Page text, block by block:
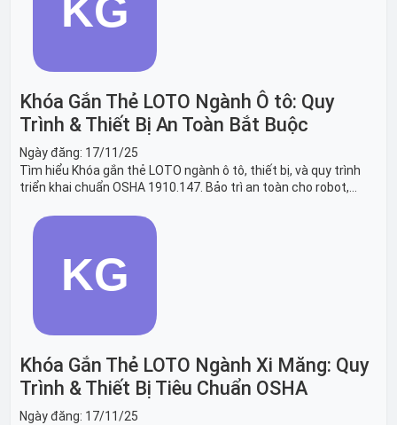
Khóa Gắn Thẻ LOTO Ngành Ô tô: Quy
Trình & Thiết Bị An Toàn Bắt Buộc
Ngày đăng: 17/11/25
Tìm hiểu Khóa gắn thẻ LOTO ngành ô tô, thiết bị, và quy trình
triển khai chuẩn OSHA 1910.147. Bảo trì an toàn cho robot,
Khóa Gắn Thẻ LOTO Ngành Xi Măng: Quy
Trình & Thiết Bị Tiêu Chuẩn OSHA
Ngày đăng: 17/11/25